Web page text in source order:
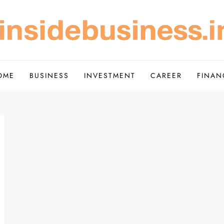
BUSINESS INVESTMENT CAREER